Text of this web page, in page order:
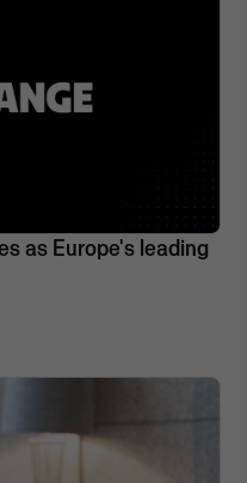
as Europe's leading